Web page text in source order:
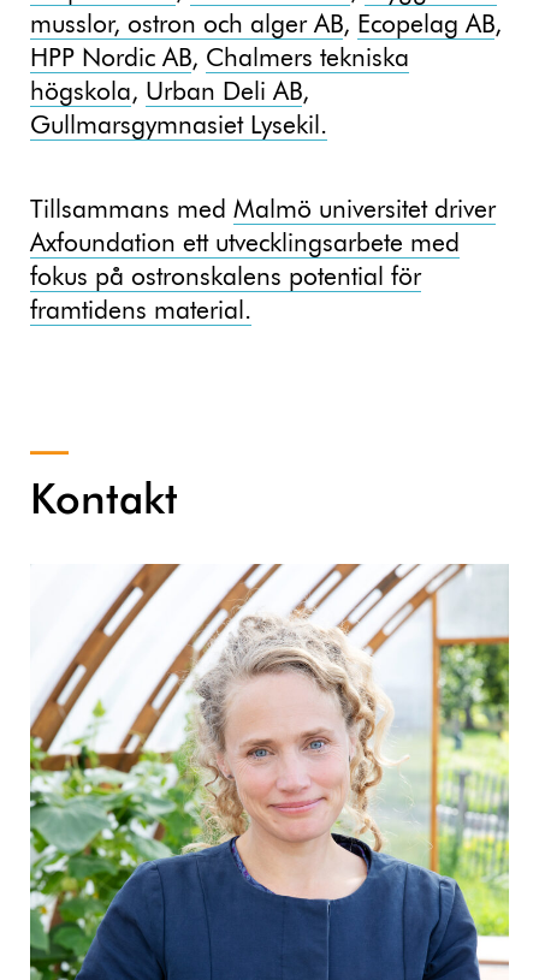
musslor, ostron och alger AB, Ecopelag AB,
HPP Nordic AB, Chalmers tekniska
högskola, Urban Deli AB,
Gullmarsgymnasiet Lysekil.
Tillsammans med Malmö universitet driver
Axfoundation ett utvecklingsarbete med
fokus på ostronskalens potential för
framtidens material.
Kontakt